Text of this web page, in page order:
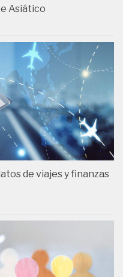
Asiático
de viajes y finanzas